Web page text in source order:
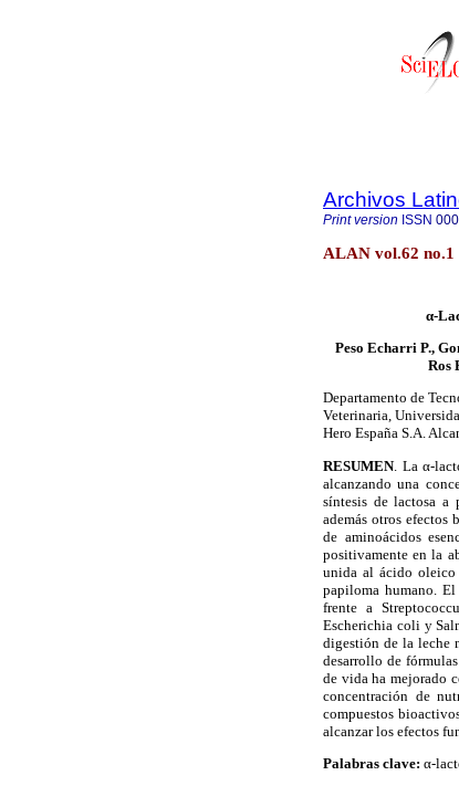
Archivos
Print version ISSN
ALAN vol.62 no.1
α-
Peso Echarri P.,
Ros
Departamento de
Veterinaria,
Hero España S.A.
RESUMEN. La α-
alcanzando una
síntesis de lactosa a
además otros efectos
de aminoácidos
positivamente en la
unida al ácido oleico
papiloma humano.
frente a
Escherichia coli y
digestión de la leche
desarrollo de
de vida ha mejorado
concentración de
compuestos
alcanzar los efectos
Palabras clave: α-